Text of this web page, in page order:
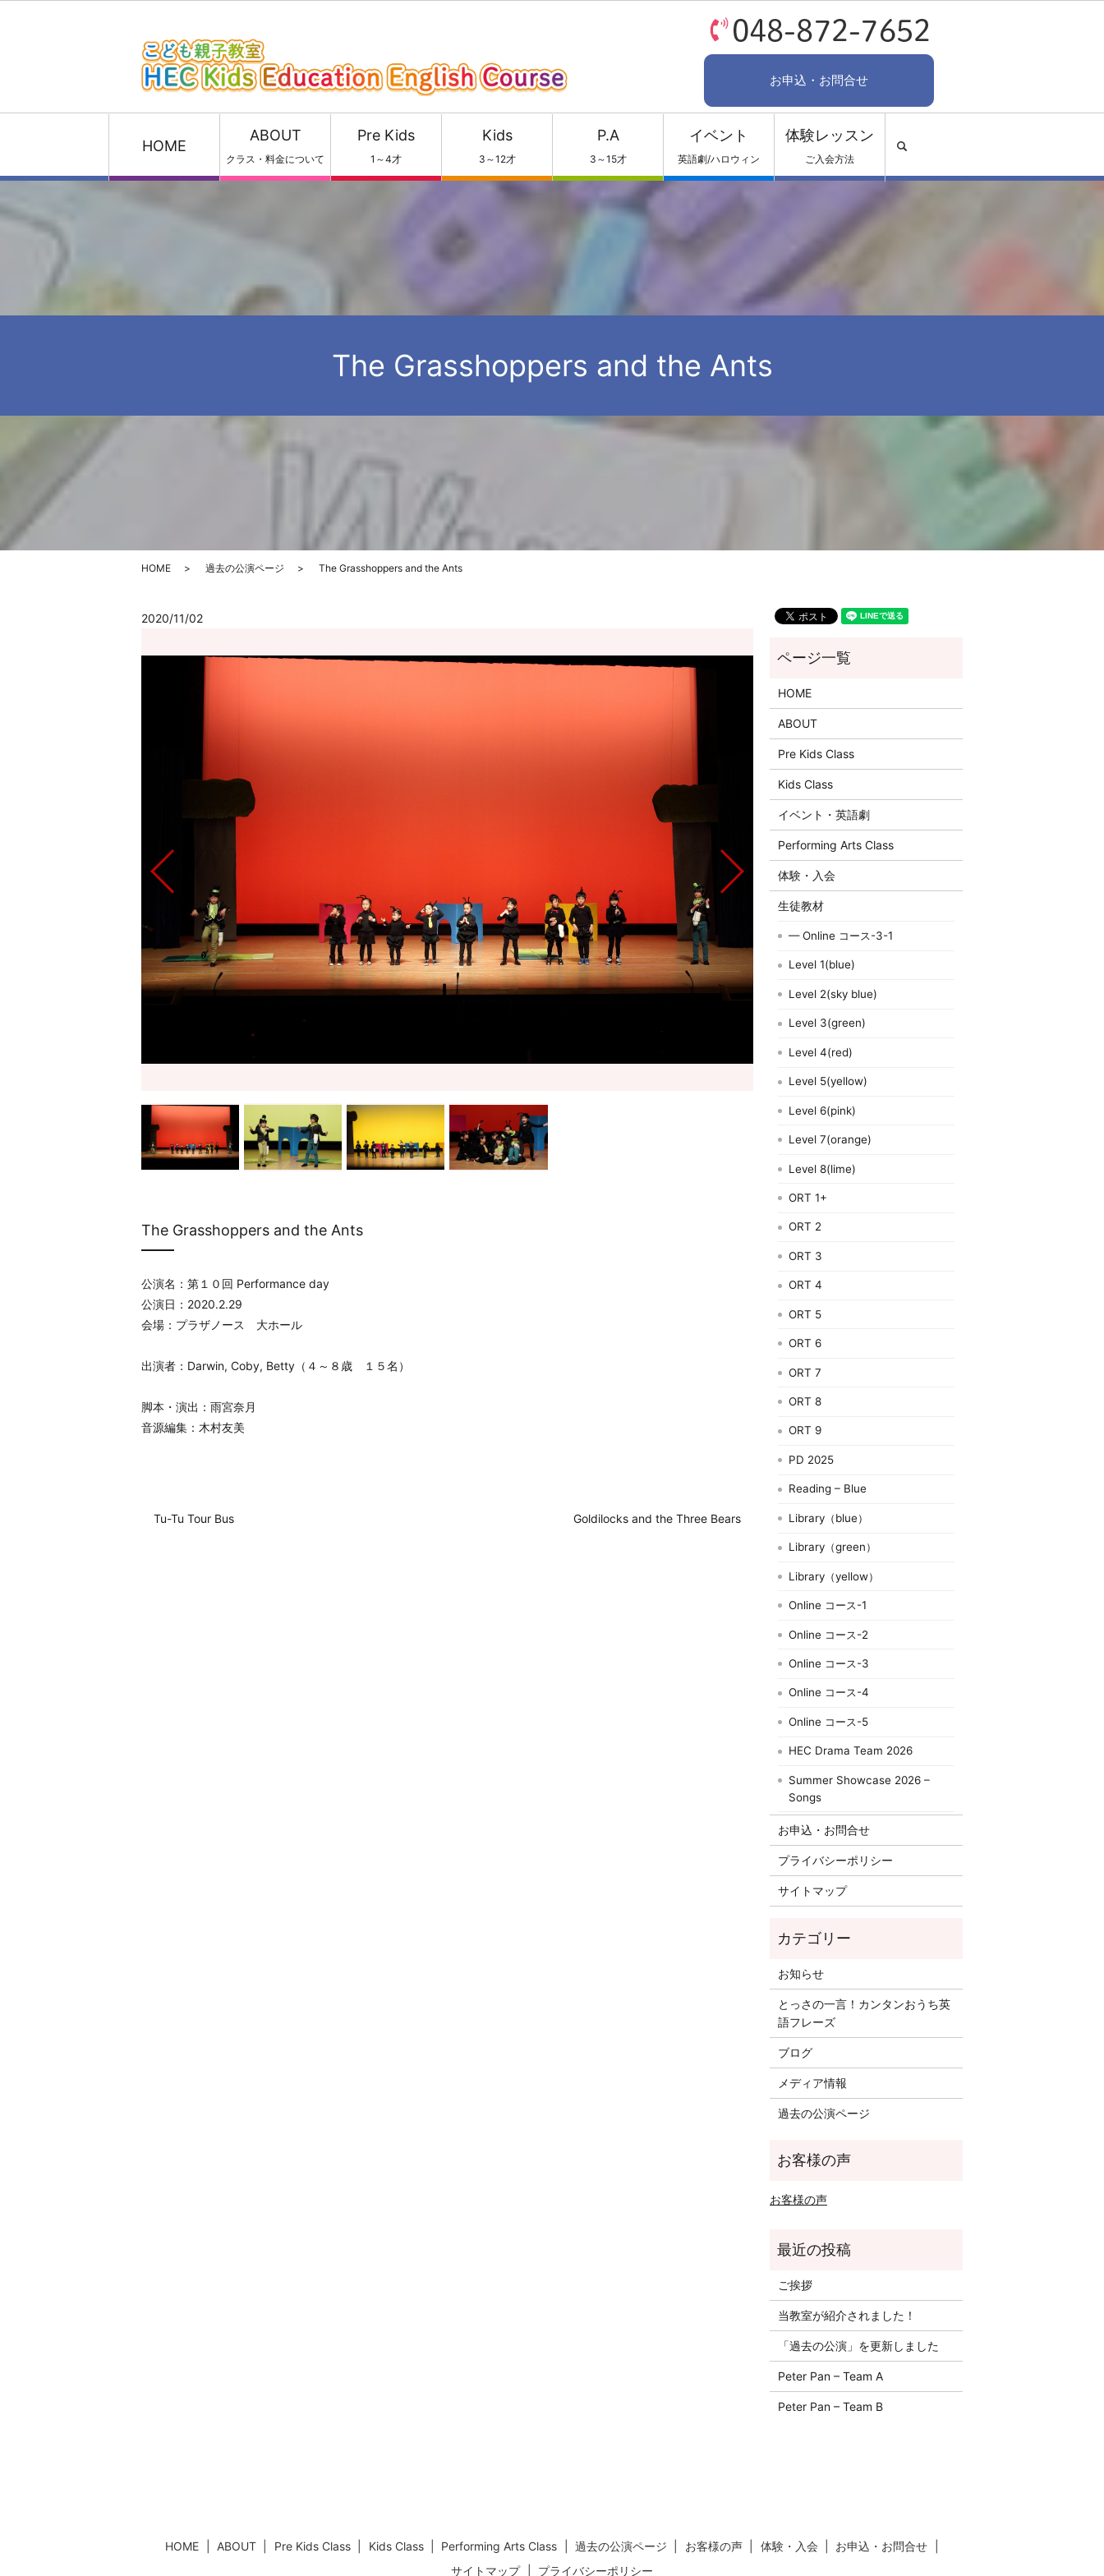
お申込・お問合せ
HOME
ABOUT
クラス・料金について
Pre Kids
1～4才
Kids
3～12才
P.A
3～15才
イベント
英語劇/ハロウィン
体験レッスン
ご入会方法
The Grasshoppers and the Ants
HOME 過去の公演ページ The Grasshoppers and the Ants
2020/11/02
The Grasshoppers and the Ants
公演名：第１０回 Performance day
公演日：2020.2.29
会場：プラザノース 大ホール
出演者：Darwin, Coby, Betty（４～８歳 １５名）
脚本・演出：雨宮奈月
音源編集：木村友美
Tu-Tu Tour Bus Goldilocks and the Three Bears
HOME
ABOUT
Pre Kids Class
Kids Class
イベント・英語劇
Performing Arts Class
体験・入会
生徒教材
— Online コース-3-1
Level 1(blue)
Level 2(sky blue)
Level 3(green)
Level 4(red)
Level 5(yellow)
Level 6(pink)
Level 7(orange)
Level 8(lime)
ORT 1+
ORT 2
ORT 3
ORT 4
ORT 5
ORT 6
ORT 7
ORT 8
ORT 9
PD 2025
Reading – Blue
Library（blue）
Library（green）
Library（yellow）
Online コース-1
Online コース-2
Online コース-3
Online コース-4
Online コース-5
HEC Drama Team 2026
Summer Showcase 2026 –
Songs
お申込・お問合せ
プライバシーポリシー
サイトマップ
お知らせ
とっさの一言！カンタンおうち英
語フレーズ
ブログ
メディア情報
過去の公演ページ
お客様の声
ご挨拶
当教室が紹介されました！
「過去の公演」を更新しました
Peter Pan – Team A
Peter Pan – Team B
HOME ABOUT Pre Kids Class Kids Class Performing Arts Class 過去の公演ページ お客様の声 体験・入会
お申込・お問合せ
サイトマップ
プライバシーポリシー